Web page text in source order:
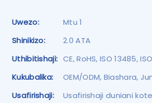
Uwezo:
Mtu 1
Shinikizo:
2.0 ATA
Uthibitishaji: CE, RoHS, ISO 13485,
Kukubalika:
OEM/ODM, Biashara,
Usafirishaji:
Usafirishaji duniani